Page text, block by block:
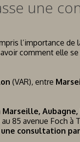
une
l’importance
comment elle
(VAR), entre
Marseille,
85 avenue Foch
consultation